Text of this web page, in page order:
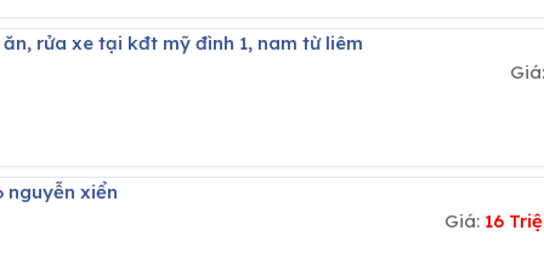
ăn, rửa xe tại kđt mỹ đình 1, nam từ liêm
nguyễn xiển
Giá: 16